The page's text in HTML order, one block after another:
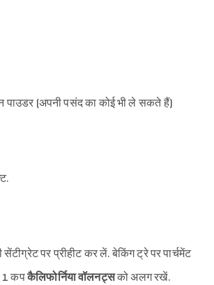
पाउडर (अपनी पसंद का कोई भी ले सकते हैं)
पर प्रीहीट कर लें. बेकिंग ट्रे पर पार्चमेंट
1 कपकैलिफोर्निया वॉलनट्सको अलग रखें.